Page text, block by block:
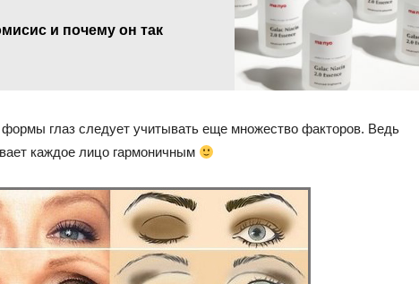
и почему он так
глаз следует учитывать еще множество факторов. Ведь
каждое лицо гармоничным